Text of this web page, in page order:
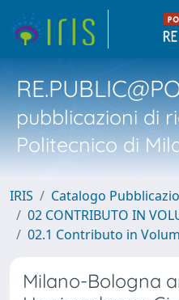
pubblicazioni di
Politecnico di
IRIS
Catalogo
02 CONTRIBUTO IN
02.1 Contributo in
Milano-Bologna